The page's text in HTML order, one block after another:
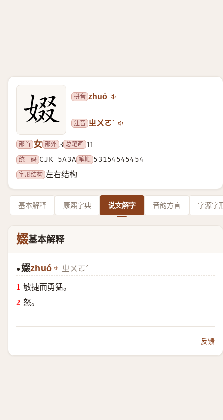
拼音 zhuó
注音 ㄓㄨㄛˊ
部首 女 部外 3 总笔画 11
统一码 CJK 5A3A 笔顺 53154545454
字形结构 左右结构
基本解释 康熙字典 说文解字 音韵方言 字源字
娺基本解释
●娺zhuó ㄓㄨㄛˊ
敏捷而勇猛。
怒。
反馈